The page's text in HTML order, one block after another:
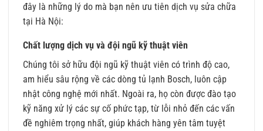
đây là những lý do mà bạn nên ưu tiên dịch vụ sửa chữa
tại Hà Nội:
Chất lượng dịch vụ và đội ngũ kỹ thuật viên
Chúng tôi sở hữu đội ngũ kỹ thuật viên có trình độ cao,
am hiểu sâu rộng về các dòng tủ lạnh Bosch, luôn cập
nhật công nghệ mới nhất. Ngoài ra, họ còn được đào tạo
kỹ năng xử lý các sự cố phức tạp, từ lỗi nhỏ đến các vấn
đề nghiêm trọng nhất, giúp khách hàng yên tâm tuyệt